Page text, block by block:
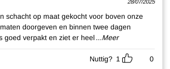
28/07/2025
schacht op maat gekocht voor boven onze
doorgeven en binnen twee dagen
goed verpakt en ziet er heel...Meer
Nuttig? 1 0